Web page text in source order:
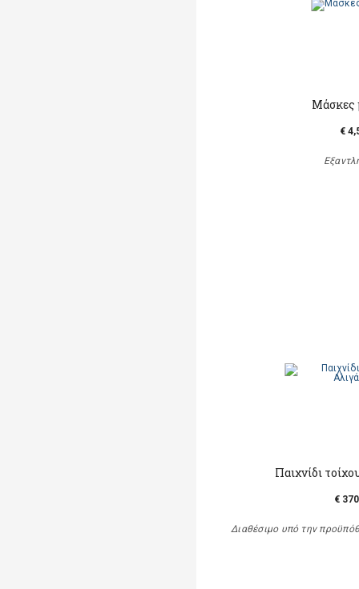
Μάσκες
€
Παιχνίδι
€
Διαθέσιμο υπό την